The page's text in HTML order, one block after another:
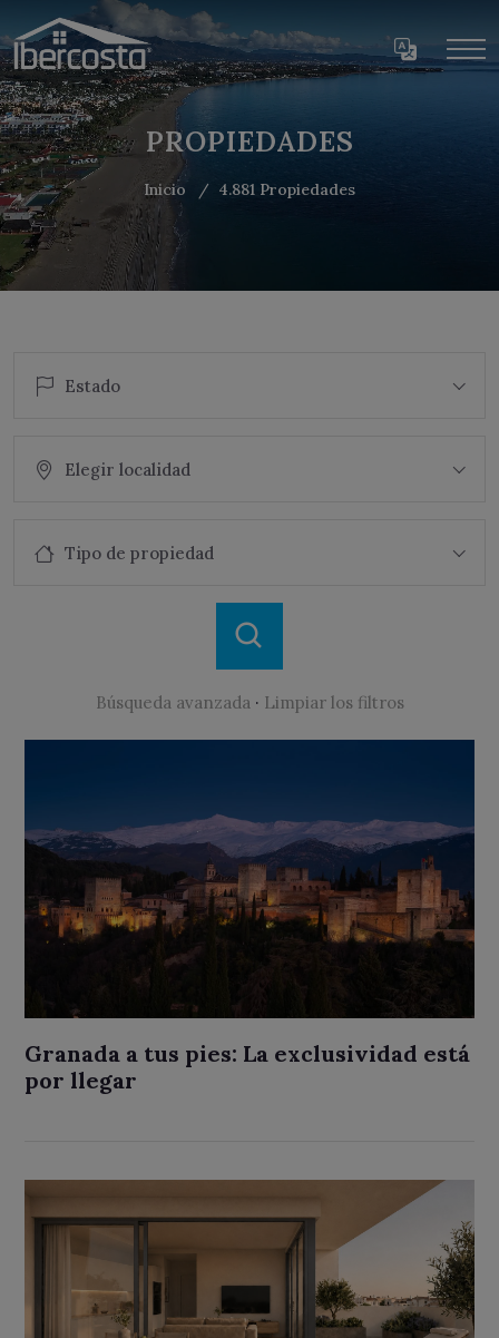
PROPIEDADES
Inicio 4.881 Propiedades
Estado
Elegir localidad
Tipo de propiedad
Búsqueda avanzada· Limpiar los filtros
Granada a tus pies: La exclusividad está
por llegar